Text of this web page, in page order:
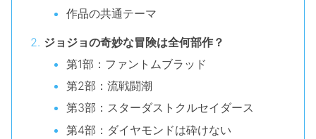
作品の共通テーマ
ジョジョの奇妙な冒険は全何部作？
第1部：ファントムブラッド
第2部：流戦闘潮
第3部：スターダストクルセイダース
第4部：ダイヤモンドは砕けない